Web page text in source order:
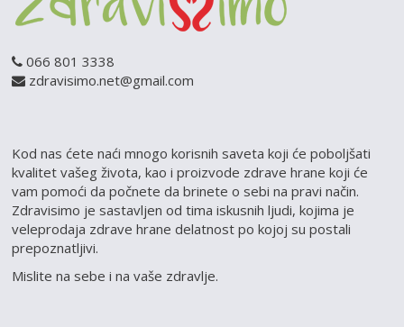
066 801 3338
zdravisimo.net@gmail.com
Kod nas ćete naći mnogo korisnih saveta koji će poboljšati
kvalitet vašeg života, kao i proizvode zdrave hrane koji će
vam pomoći da počnete da brinete o sebi na pravi način.
Zdravisimo je sastavljen od tima iskusnih ljudi, kojima je
veleprodaja zdrave hrane delatnost po kojoj su postali
prepoznatljivi.
Mislite na sebe i na vaše zdravlje.